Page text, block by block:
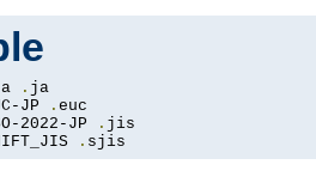
.
JP .
2022-JP .
. sjis